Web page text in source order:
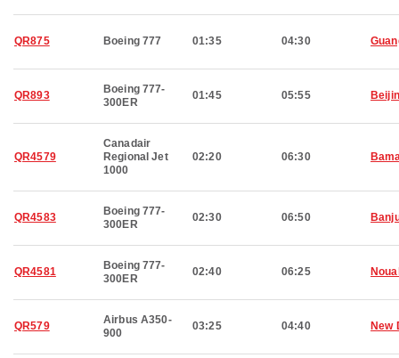
QR875 Boeing 777 01:35 04:30
QR893
Boeing 777-
300ER
01:45 05:55
QR4579
Canadair
Regional Jet
1000
02:20 06:30
QR4583
Boeing 777-
300ER
02:30 06:50
QR4581
Boeing 777-
300ER
02:40 06:25
QR579
Airbus A350-
900
03:25 04:40 New